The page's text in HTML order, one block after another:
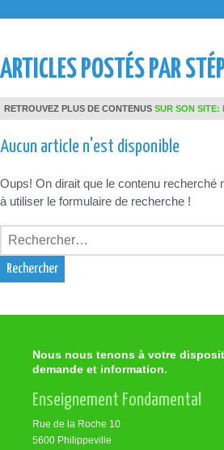
ARTICLES POSTÉS PAR
RETROUVEZ PLUS DE CONTENUS SUR SON SITE:
Aucun article n'est disponible
Oups! On dirait que le contenu recherché
à utiliser le formulaire de recherche !
Nous nous tenons à votre
demande et information.
Enseignement Fondamental
Rue de la Roche 10
5600 Philippeville